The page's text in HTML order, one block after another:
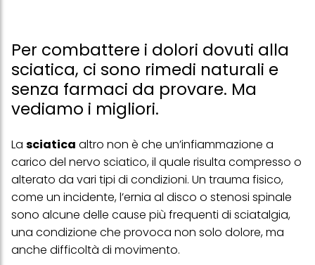
Per combattere i dolori dovuti alla
sciatica, ci sono rimedi naturali e
senza farmaci da provare. Ma
vediamo i migliori.
La sciatica altro non è che un’infiammazione a
carico del nervo sciatico, il quale risulta compresso o
alterato da vari tipi di condizioni. Un trauma fisico,
come un incidente, l’ernia al disco o stenosi spinale
sono alcune delle cause più frequenti di sciatalgia,
una condizione che provoca non solo dolore, ma
anche difficoltà di movimento.